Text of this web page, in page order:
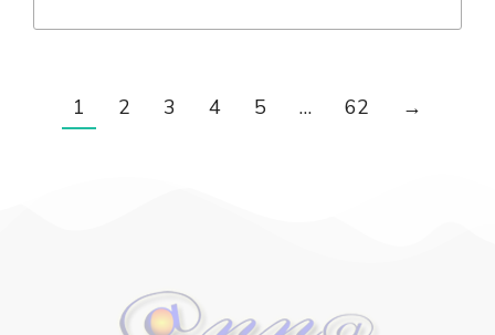
1 2 3 4 5 … 62 →